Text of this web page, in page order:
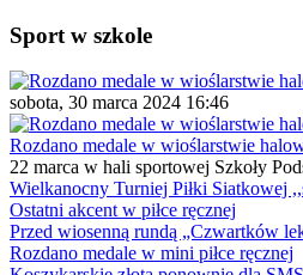
Sport w szkole
sobota, 30 marca 2024 16:46
Rozdano medale w wioślarstwie
22 marca w hali sportowej Szkoły
Wielkanocny Turniej Piłki Siatkowej
Ostatni akcent w piłce ręcznej
Przed wiosenną rundą „Czwartków
Rozdano medale w mini piłce ręcznej